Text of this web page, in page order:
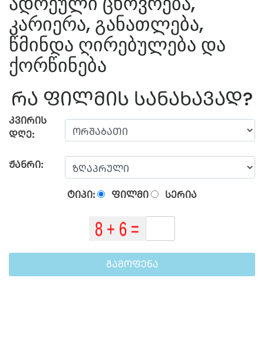
კარიერა, განათლება,
წმინდა ღირებულება და
ქორწინება
ᲠᲐ ᲤᲘᲚᲛᲘᲡ ᲡᲐᲜᲐᲮᲐᲕᲐᲓ?
ᲙᲕᲘᲠᲘᲡ
ᲓᲦᲔ:
ᲟᲐᲜᲠᲘ:
ᲢᲘᲞᲘ: ᲤᲘᲚᲛᲘ ᲡᲔᲠᲘᲐ
ᲒᲐᲛᲝᲤᲔᲜᲐ